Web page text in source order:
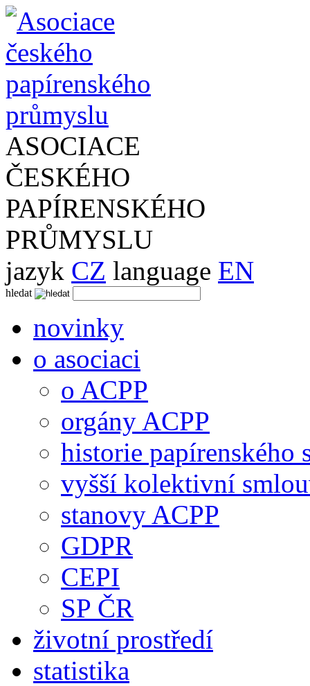
ASOCIACE
ČESKÉHO
PAPÍRENSKÉHO
PRŮMYSLU
jazyk CZ language EN
hledat
novinky
o asociaci
o ACPP
orgány ACPP
historie papírenského
vyšší kolektivní
stanovy ACPP
GDPR
CEPI
SP ČR
životní prostředí
statistika